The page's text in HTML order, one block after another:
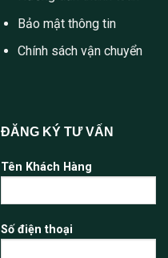
Bảo mật thông tin
Chính sách vận chuyển
ĐĂNG KÝ TƯ VẤN
Tên Khách Hàng
Số điện thoại